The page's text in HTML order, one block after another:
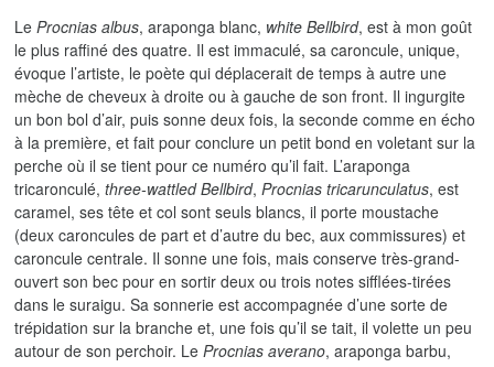
LeProcnias albus, araponga blanc, white Bellbird, est à mon goût
le plus raffiné des quatre. Il est immaculé, sa caroncule, unique,
évoque l’artiste, le poète qui déplacerait de temps à autre une
mèche de cheveux à droite ou à gauche de son front. Il ingurgite
un bon bol d’air, puis sonne deux fois, la seconde comme en écho
à la première, et fait pour conclure un petit bond en voletant sur la
perche où il se tient pour ce numéro qu’il fait. L’araponga
tricaronculé,three-wattled Bellbird,Procnias tricarunculatus, est
caramel, ses tête et col sont seuls blancs, il porte moustache
(deux caroncules de part et d’autre du bec, aux commissures) et
caroncule centrale. Il sonne une fois, mais conserve très-grand-
ouvert son bec pour en sortir deux ou trois notes sifflées-tirées
dans le suraigu. Sa sonnerie est accompagnée d’une sorte de
trépidation sur la branche et, une fois qu’il se tait, il volette un peu
autour de son perchoir. LeProcnias averano, araponga barbu,